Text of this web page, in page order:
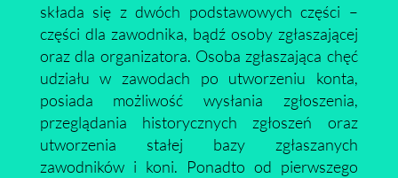
składa się z dwóch podstawowych części –
części dla zawodnika, bądź osoby zgłaszającej
oraz dla organizatora. Osoba zgłaszająca chęć
udziału w zawodach po utworzeniu konta,
posiada możliwość wysłania zgłoszenia,
przeglądania historycznych zgłoszeń oraz
utworzenia stałej bazy zgłaszanych
zawodników i koni. Ponadto od pierwszego